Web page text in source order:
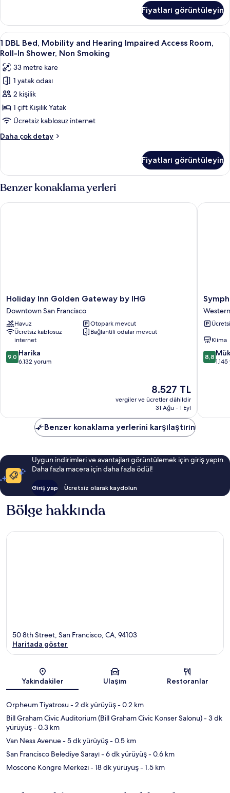
Non
Smoking
için
tüm
fotoğrafları
görün
Impaired
Access
Room,
Tub
Grab
Bars,
Non
Smoking
hakkında
daha
fazla
detay
Fiyatları görüntüleyin
1
DBL
Bed,
Mobility
and
Hearing
Impaired
Access
Room,
Roll-
Shower,
Non
Smoking
için
Kaliteli yatak takımı, odada kasa, masa
5
1 DBL Bed, Mobility and Hearing Impaired Access Room,
Roll-In Shower, Non Smoking
33 metre kare
1 yatak odası
2 kişilik
1 çift Kişilik Yatak
Ücretsiz kablosuz internet
Daha çok detay
1
and
Hearing
Impaired
Access
Room,
Fiyatları görüntüleyin
Benzer konaklama yerleri
Holiday
Inn
Golden
Gateway
by
IHG
Downtown
San
Holiday Inn Golden Gateway by IHG
Downtown San Francisco
Havuz
Otopark mevcut
Ücretsiz kablosuz
internet
Bağlantılı odalar mevcut
10
üzerinden
9,0 Harika
6.132 yorum
Güncel
fiyat:
8.527 TL
8.527 TL
vergiler ve ücretler dâhildir
31 Ağu - 1 Eyl
Holiday Inn Golden Gateway by IHG
Inn
Western
Addition
Klima
10
8,8
Benzer konaklama yerlerini karşılaştırın
Uygun indirimleri ve avantajları görüntülemek için giriş yapın.
Daha fazla macera için daha fazla ödül!
Giriş yap Ücretsiz olarak kaydolun
Bölge hakkında
Harita
50 8th Street, San Francisco, CA, 94103
Haritada göster
Yakındakiler Ulaşım Restoranlar
Orpheum Tiyatrosu- 2 dk yürüyüş- 0.2 km
Bill Graham Civic Auditorium (Bill Graham Civic Konser Salonu)- 3 dk
yürüyüş- 0.3 km
Van Ness Avenue- 5 dk yürüyüş- 0.5 km
San Francisco Belediye Sarayı- 6 dk yürüyüş- 0.6 km
Moscone Kongre Merkezi- 18 dk yürüyüş- 1.5 km